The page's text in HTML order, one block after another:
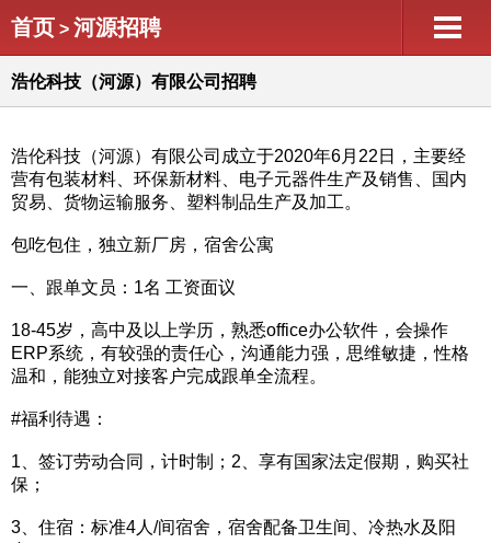
首页 > 河源招聘
浩伦科技（河源）有限公司招聘
浩伦科技（河源）有限公司成立于2020年6月22日，主要经
营有包装材料、环保新材料、电子元器件生产及销售、国内
贸易、货物运输服务、塑料制品生产及加工。
包吃包住，独立新厂房，宿舍公寓
一、跟单文员：1名 工资面议
18-45岁，高中及以上学历，熟悉office办公软件，会操作
ERP系统，有较强的责任心，沟通能力强，思维敏捷，性格
温和，能独立对接客户完成跟单全流程。
#福利待遇：
1、签订劳动合同，计时制；2、享有国家法定假期，购买社
保；
3、住宿：标准4人/间宿舍，宿舍配备卫生间、冷热水及阳